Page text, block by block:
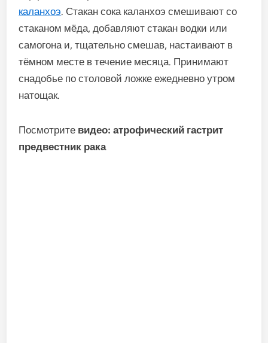
каланхоэ. Стакан сока каланхоэ смешивают со
стаканом мёда, добавляют стакан водки или
самогона и, тщательно смешав, настаивают в
тёмном месте в течение месяца. Принимают
снадобье по столовой ложке ежедневно утром
натощак.
Посмотрите видео: атрофический гастрит
предвестник рака